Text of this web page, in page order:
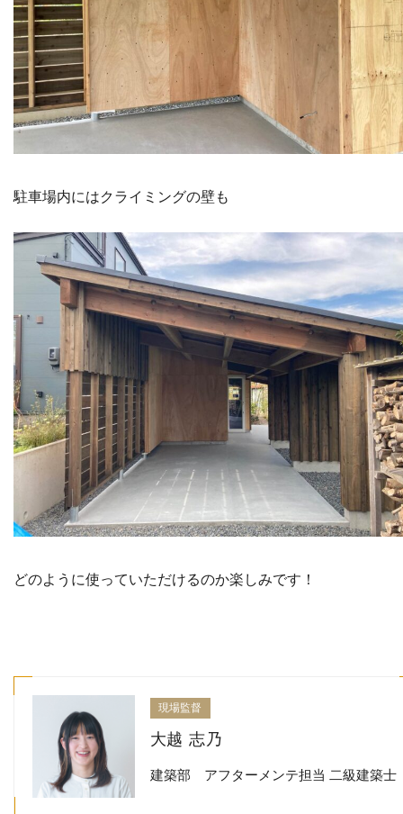
駐車場内にはクライミングの壁も
どのように使っていただけるのか楽しみです！
現場監督
大越 志乃
建築部 アフターメンテ担当 二級建築士